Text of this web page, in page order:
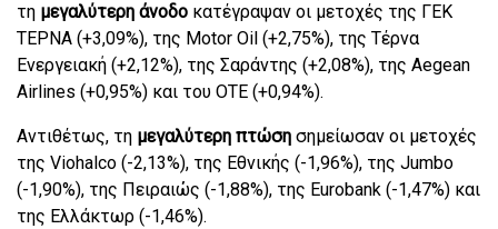
τη μεγαλύτερη άνοδο κατέγραψαν οι μετοχές της ΓΕΚ
ΤΕΡΝΑ (+3,09%), της Motor Oil (+2,75%), της Τέρνα
Ενεργειακή (+2,12%), της Σαράντης (+2,08%), της Aegean
Airlines (+0,95%) και του ΟΤΕ (+0,94%).
Αντιθέτως, τη μεγαλύτερη πτώση σημείωσαν οι μετοχές
της Viohalco (-2,13%), της Εθνικής (-1,96%), της Jumbo
(-1,90%), της Πειραιώς (-1,88%), της Eurobank (-1,47%) και
της Ελλάκτωρ (-1,46%).